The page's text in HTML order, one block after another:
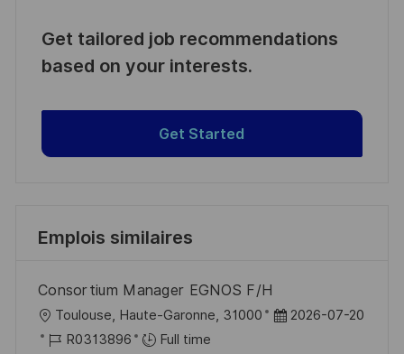
Get tailored job recommendations
based on your interests.
Get Started
Emplois similaires
Consortium Manager EGNOS F/H
o
Toulouse, Haute-Garonne, 31000
D 2026-07-20
R
R0313896
Full time